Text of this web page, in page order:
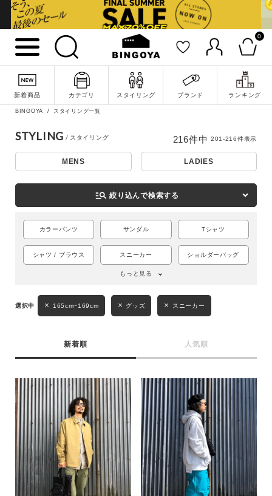
0
新着商品 カテゴリ スタイリング ブランド ランキング
詳細検索
BINGOYA スタイリング一覧
STYLING
MENS LADIES
manage_search 絞り込んで検索する
カラーパンツ サンダル Tシャツ
シャツ / ブラウス スニーカー ショルダーバッグ
もっと見る
165cm~169cm グッズ スニーカー
新着順 人気順
216件中 201-216件表示